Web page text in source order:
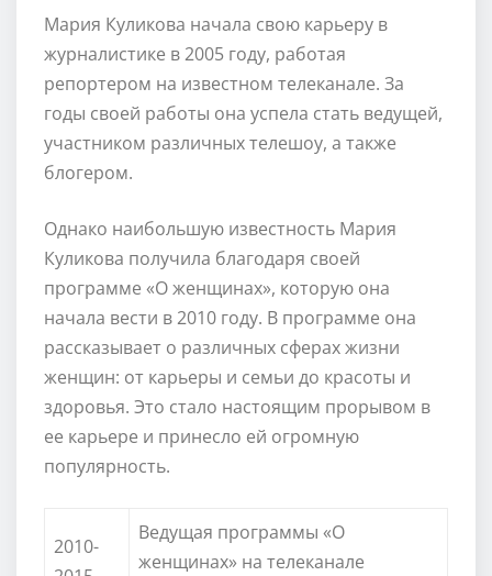
Мария Куликова начала свою карьеру в
журналистике в 2005 году, работая
репортером на известном телеканале. За
годы своей работы она успела стать ведущей,
участником различных телешоу, а также
блогером.
Однако наибольшую известность Мария
Куликова получила благодаря своей
программе «О женщинах», которую она
начала вести в 2010 году. В программе она
рассказывает о различных сферах жизни
женщин: от карьеры и семьи до красоты и
здоровья. Это стало настоящим прорывом в
ее карьере и принесло ей огромную
популярность.
2010-
Ведущая программы «О
женщинах» на телеканале